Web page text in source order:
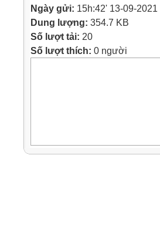
Ngày gửi: 15h:42' 13-09-2021
Dung lượng: 354.7 KB
Số lượt tải: 20
Số lượt thích: 0 người